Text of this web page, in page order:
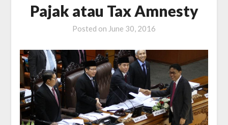
Pajak atau Tax Amnesty
Posted on June 30, 2016